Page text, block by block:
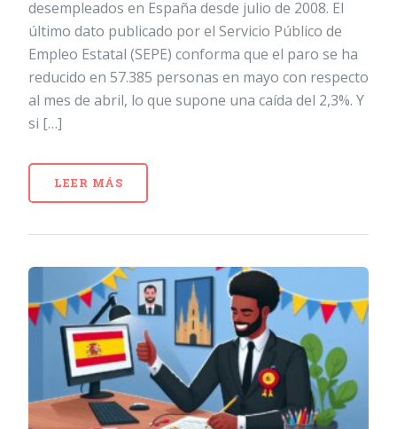
desempleados en España desde julio de 2008. El
último dato publicado por el Servicio Público de
Empleo Estatal (SEPE) conforma que el paro se ha
reducido en 57.385 personas en mayo con respecto
al mes de abril, lo que supone una caída del 2,3%. Y
si […]
LEER MÁS